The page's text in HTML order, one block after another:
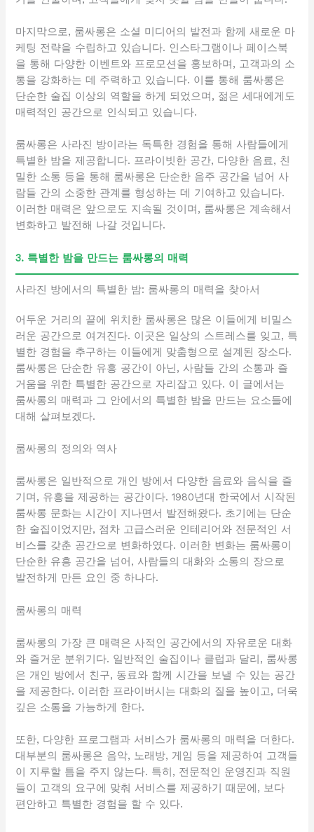
마지막으로, 룸싸롱은 소셜 미디어의 발전과 함께 새로운 마
케팅 전략을 수립하고 있습니다. 인스타그램이나 페이스북
을 통해 다양한 이벤트와 프로모션을 홍보하며, 고객과의 소
통을 강화하는 데 주력하고 있습니다. 이를 통해 룸싸롱은
단순한 술집 이상의 역할을 하게 되었으며, 젊은 세대에게도
매력적인 공간으로 인식되고 있습니다.
룸싸롱은 사라진 방이라는 독특한 경험을 통해 사람들에게
특별한 밤을 제공합니다. 프라이빗한 공간, 다양한 음료, 친
밀한 소통 등을 통해 룸싸롱은 단순한 음주 공간을 넘어 사
람들 간의 소중한 관계를 형성하는 데 기여하고 있습니다.
이러한 매력은 앞으로도 지속될 것이며, 룸싸롱은 계속해서
변화하고 발전해 나갈 것입니다.
3. 특별한 밤을 만드는 룸싸롱의 매력
사라진 방에서의 특별한 밤: 룸싸롱의 매력을 찾아서
어두운 거리의 끝에 위치한 룸싸롱은 많은 이들에게 비밀스
러운 공간으로 여겨진다. 이곳은 일상의 스트레스를 잊고, 특
별한 경험을 추구하는 이들에게 맞춤형으로 설계된 장소다.
룸싸롱은 단순한 유흥 공간이 아닌, 사람들 간의 소통과 즐
거움을 위한 특별한 공간으로 자리잡고 있다. 이 글에서는
룸싸롱의 매력과 그 안에서의 특별한 밤을 만드는 요소들에
대해 살펴보겠다.
룸싸롱의 정의와 역사
룸싸롱은 일반적으로 개인 방에서 다양한 음료와 음식을 즐
기며, 유흥을 제공하는 공간이다. 1980년대 한국에서 시작된
룸싸롱 문화는 시간이 지나면서 발전해왔다. 초기에는 단순
한 술집이었지만, 점차 고급스러운 인테리어와 전문적인 서
비스를 갖춘 공간으로 변화하였다. 이러한 변화는 룸싸롱이
단순한 유흥 공간을 넘어, 사람들의 대화와 소통의 장으로
발전하게 만든 요인 중 하나다.
룸싸롱의 매력
룸싸롱의 가장 큰 매력은 사적인 공간에서의 자유로운 대화
와 즐거운 분위기다. 일반적인 술집이나 클럽과 달리, 룸싸롱
은 개인 방에서 친구, 동료와 함께 시간을 보낼 수 있는 공간
을 제공한다. 이러한 프라이버시는 대화의 질을 높이고, 더욱
깊은 소통을 가능하게 한다.
또한, 다양한 프로그램과 서비스가 룸싸롱의 매력을 더한다.
대부분의 룸싸롱은 음악, 노래방, 게임 등을 제공하여 고객들
이 지루할 틈을 주지 않는다. 특히, 전문적인 운영진과 직원
들이 고객의 요구에 맞춰 서비스를 제공하기 때문에, 보다
편안하고 특별한 경험을 할 수 있다.